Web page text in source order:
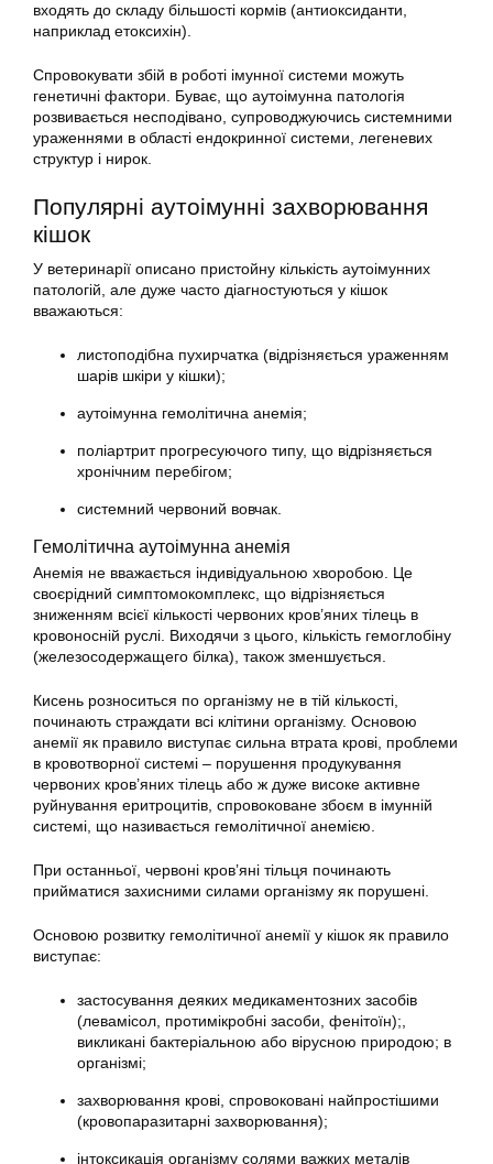
входять до складу більшості кормів (антиоксиданти,
наприклад етоксихін).
Спровокувати збій в роботі імунної системи можуть
генетичні фактори. Буває, що аутоімунна патологія
розвивається несподівано, супроводжуючись системними
ураженнями в області ендокринної системи, легеневих
структур і нирок.
Популярні аутоімунні захворювання
кішок
У ветеринарії описано пристойну кількість аутоімунних
патологій, але дуже часто діагностуються у кішок
вважаються:
листоподібна пухирчатка (відрізняється ураженням
шарів шкіри у кішки);
аутоімунна гемолітична анемія;
поліартрит прогресуючого типу, що відрізняється
хронічним перебігом;
системний червоний вовчак.
Гемолітична аутоімунна анемія
Анемія не вважається індивідуальною хворобою. Це
своєрідний симптомокомплекс, що відрізняється
зниженням всієї кількості червоних кров’яних тілець в
кровоносній руслі. Виходячи з цього, кількість гемоглобіну
(железосодержащего білка), також зменшується.
Кисень розноситься по організму не в тій кількості,
починають страждати всі клітини організму. Основою
анемії як правило виступає сильна втрата крові, проблеми
в кровотворної системі – порушення продукування
червоних кров’яних тілець або ж дуже високе активне
руйнування еритроцитів, спровоковане збоєм в імунній
системі, що називається гемолітичної анемією.
При останньої, червоні кров’яні тільця починають
прийматися захисними силами організму як порушені.
Основою розвитку гемолітичної анемії у кішок як правило
виступає:
застосування деяких медикаментозних засобів
(левамісол, протимікробні засоби, фенітоїн);,
викликані бактеріальною або вірусною природою; в
організмі;
захворювання крові, спровоковані найпростішими
(кровопаразитарні захворювання);
інтоксикація організму солями важких металів